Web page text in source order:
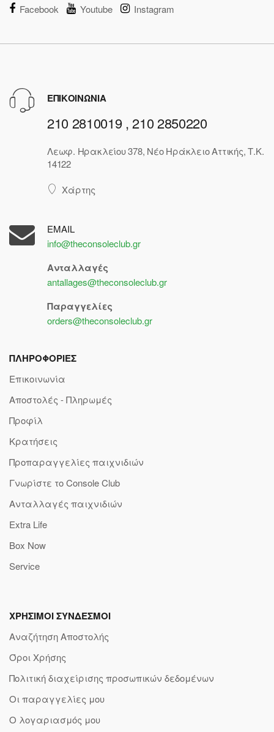
Facebook Youtube Instagram
ΕΠΙΚΟΙΝΩΝΙΑ
210 2810019 , 210 2850220
Λεωφ. Ηρακλείου 378, Νέο Ηράκλειο Αττικής, Τ.Κ.
14122
Χάρτης
EMAIL
info@theconsoleclub.gr
Ανταλλαγές
antallages@theconsoleclub.gr
Παραγγελίες
orders@theconsoleclub.gr
ΠΛΗΡΟΦΟΡΙΕΣ
Επικοινωνία
Αποστολές - Πληρωμές
Προφίλ
Κρατήσεις
Προπαραγγελίες παιχνιδιών
Γνωρίστε το Console Club
Ανταλλαγές παιχνιδιών
Extra Life
Box Now
Service
ΧΡΗΣΙΜΟΙ ΣΥΝΔΕΣΜΟΙ
Αναζήτηση Αποστολής
Όροι Χρήσης
Πολιτική διαχείρισης προσωπικών δεδομένων
Οι παραγγελίες μου
Ο λογαριασμός μου